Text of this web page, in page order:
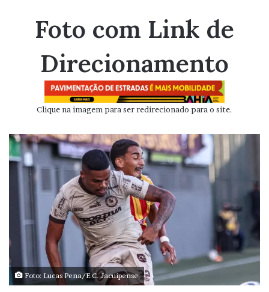
mail
Foto com Link de
Direcionamento
Clique na imagem para ser redirecionado para o site.
Foto: Lucas Pena/E.C. Jacuipense